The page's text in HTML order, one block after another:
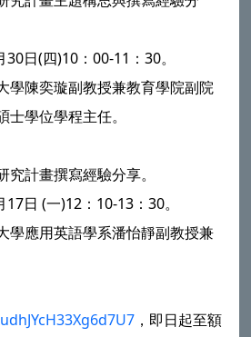
日(四)10：00-11：30。
學陳奕璇副教授兼教育學院副院
士學位學程主任。
計畫撰寫經驗分享。
日 (一)12：10-13：30。
學應用英語學系潘怡靜副教授兼
，即日起至額